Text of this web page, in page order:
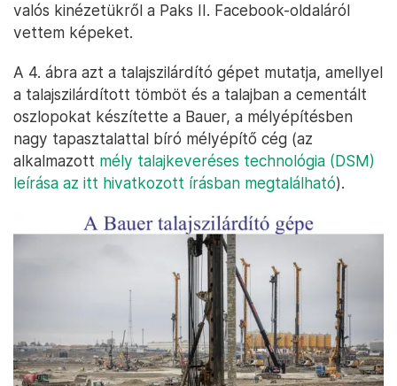
valós kinézetükről a Paks II. Facebook-oldaláról
vettem képeket.
A 4. ábra azt a talajszilárdító gépet mutatja, amellyel
a talajszilárdított tömböt és a talajban a cementált
oszlopokat készítette a Bauer, a mélyépítésben
nagy tapasztalattal bíró mélyépítő cég (az
alkalmazott mély talajkeveréses technológia (DSM)
leírása az itt hivatkozott írásban megtalálható).